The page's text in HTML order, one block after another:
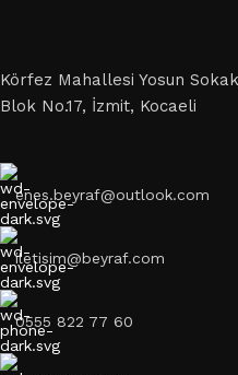
Körfez Mahallesi Yosun
Blok No.17, İzmit, Kocaeli
enes.beyraf@outlook.com
iletisim@beyraf.com
0555 822 77 60